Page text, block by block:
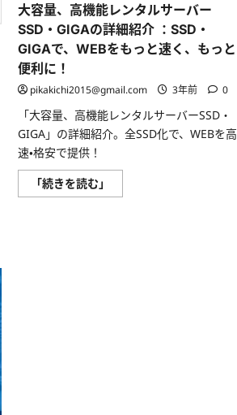
ム
ー
ズ
な
ス
ト
切
り
ま
う！
い
大容量、高機能レンタルサーバー
SSD・GIGAの詳細紹介 ：​​SSD・
GIGAで、WEBをもっと速く、もっと
便利に！
pikakichi2015@gmail.com 3年前 0
「大容量、高機能レンタルサーバーSSD・
GIGA」の詳細紹介。全SSD化で、WEBを高
速・格安で提供！
「続きを読む」
容